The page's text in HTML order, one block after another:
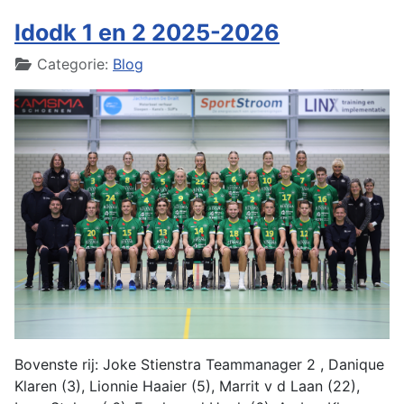
ldodk 1 en 2 2025-2026
DetailsCategorie: Blog
Bovenste rij: Joke Stienstra Teammanager 2 , Danique
Klaren (3), Lionnie Haaier (5), Marrit v d Laan (22),